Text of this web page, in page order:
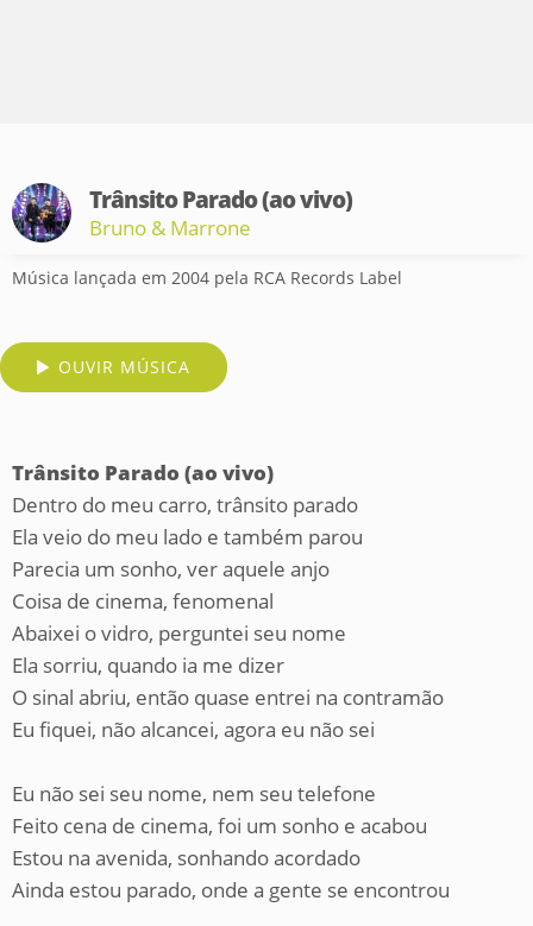
Trânsito Parado (ao vivo)
Bruno & Marrone
Música lançada em 2004 pela RCA Records Label
OUVIR MÚSICA
Trânsito Parado (ao vivo)
Dentro do meu carro, trânsito parado
Ela veio do meu lado e também parou
Parecia um sonho, ver aquele anjo
Coisa de cinema, fenomenal
Abaixei o vidro, perguntei seu nome
Ela sorriu, quando ia me dizer
O sinal abriu, então quase entrei na contramão
Eu fiquei, não alcancei, agora eu não sei
Eu não sei seu nome, nem seu telefone
Feito cena de cinema, foi um sonho e acabou
Estou na avenida, sonhando acordado
Ainda estou parado, onde a gente se encontrou